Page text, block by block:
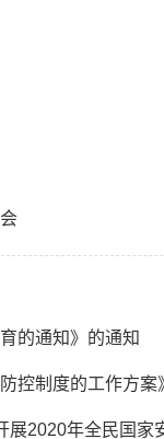
的通知》的通知
控制度的工作方案
2020年全民国家